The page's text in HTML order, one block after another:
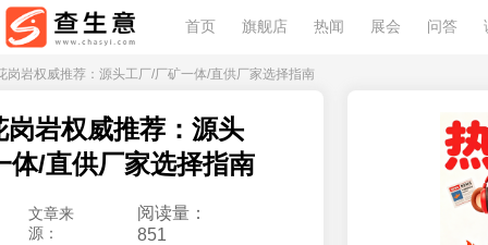
首页 旗舰店 热闻 展会 问答
岗岩权威推荐：源头工厂/厂矿一体/直供厂家选择指南
岗岩权威推荐：源头
体/直供厂家选择指南
文章来
源：
阅读量：
851